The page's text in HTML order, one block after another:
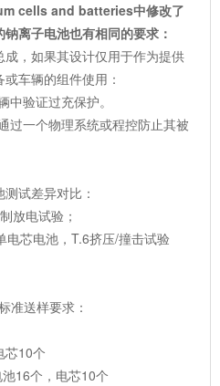
cells and batteries中修改了
离子电池也有相同的要求：
，如果其设计仅用于作为提供
车辆的组件使用：
验证过充保护。
过一个物理系统或程控防止其被
试差异对比：
放电试验；
电芯电池，T.6挤压/撞击试验
准送样要求：
芯10个
16个，电芯10个